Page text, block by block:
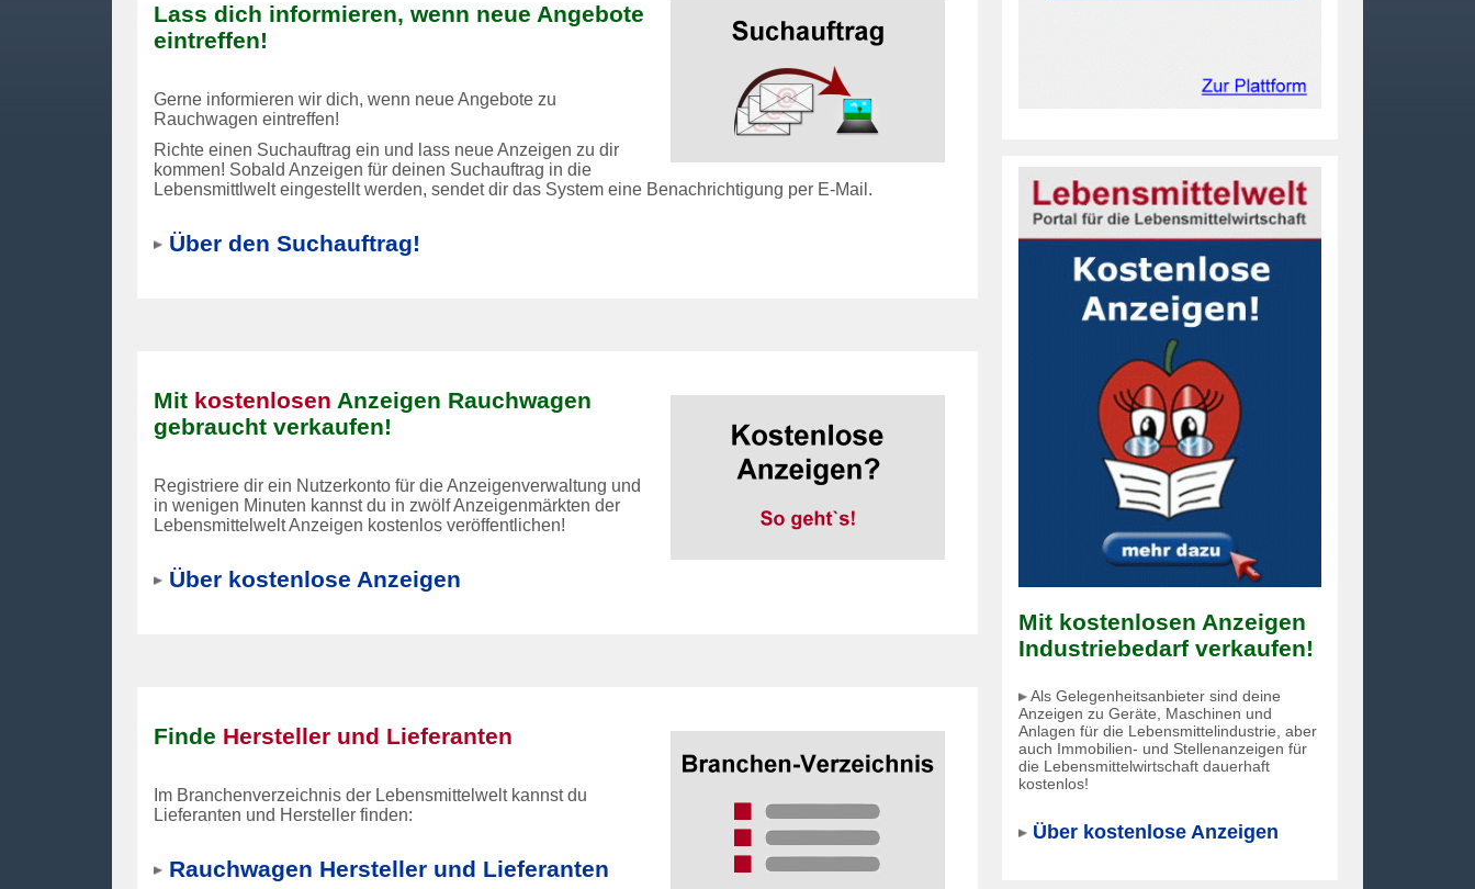
Mit kostenlosen Anzeigen
Industriebedarf verkaufen!
Als Gelegenheitsanbieter sind deine
Anzeigen zu Geräte, Maschinen und
Anlagen für die Lebensmittelindustrie, aber
auch Immobilien- und Stellenanzeigen für
die Lebensmittelwirtschaft dauerhaft
kostenlos!
Über kostenlose Anzeigen
Lass dich informieren, wenn neue Angebote
eintreffen!
Gerne informieren wir dich, wenn neue Angebote zu
Rauchwagen eintreffen!
Richte einen Suchauftrag ein und lass neue Anzeigen zu dir
kommen! Sobald Anzeigen für deinen Suchauftrag in die
Lebensmittlwelt eingestellt werden, sendet dir das System eine Benachrichtigung per E-Mail.
Über den Suchauftrag!
Mit kostenlosen Anzeigen Rauchwagen
gebraucht verkaufen!
Registriere dir ein Nutzerkonto für die Anzeigenverwaltung und
in wenigen Minuten kannst du in zwölf Anzeigenmärkten der
Lebensmittelwelt Anzeigen kostenlos veröffentlichen!
Über kostenlose Anzeigen
Finde Hersteller und Lieferanten
Im Branchenverzeichnis der Lebensmittelwelt kannst du
Lieferanten und Herstellerfinden:
Rauchwagen Hersteller und Lieferanten